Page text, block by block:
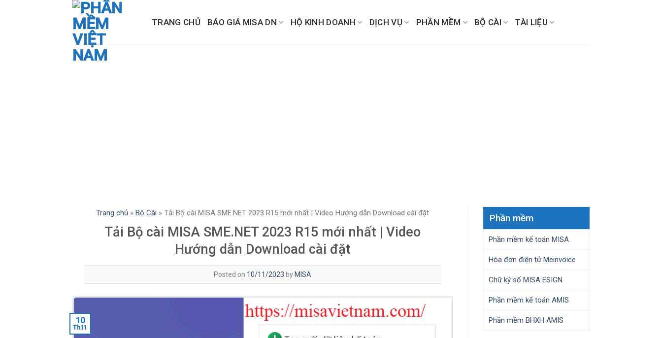
TRANG CHỦ BÁO GIÁ MISA DN HỘ KINH DOANH DỊCH VỤ PHẦN MỀM BỘ CÀI TÀI LIỆU
Trang chủ »Bộ Cài »Tải Bộ cài MISA SME.NET 2023 R15 mới nhất | Video Hướng dẫn Download cài đặt
Tải Bộ cài MISA SME.NET 2023 R15 mới nhất | Video
Hướng dẫn Download cài đặt
Posted on 10/11/2023 byMISA
10
Th11
Phần mềm
Phần mềm kế toán MISA
Hóa đơn điện tử Meinvoice
Chữ ký số MISA ESIGN
Phần mềm kế toán AMIS
Phần mềm BHXH AMIS